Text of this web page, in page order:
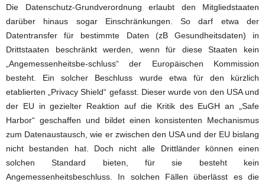
Die Datenschutz-Grundverordnung erlaubt den Mitgliedstaaten
darüber hinaus sogar Einschränkungen. So darf etwa der
Datentransfer für bestimmte Daten (zB Gesundheitsdaten) in
Drittstaaten beschränkt werden, wenn für diese Staaten kein
„Angemessenheitsbe-schluss“ der Europäischen Kommission
besteht. Ein solcher Beschluss wurde etwa für den kürzlich
etablierten „Privacy Shield“ gefasst. Dieser wurde von den USA und
der EU in gezielter Reaktion auf die Kritik des EuGH an „Safe
Harbor“ geschaffen und bildet einen konsistenten Mechanismus
zum Datenaustausch, wie er zwischen den USA und der EU bislang
nicht bestanden hat. Doch nicht alle Drittländer können einen
solchen Standard bieten, für sie besteht kein
Angemessenheitsbeschluss. In solchen Fällen überlässt es die